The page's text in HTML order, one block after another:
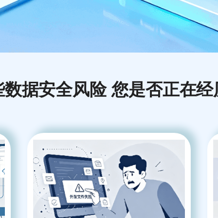
数据安全风险 您是否正在经